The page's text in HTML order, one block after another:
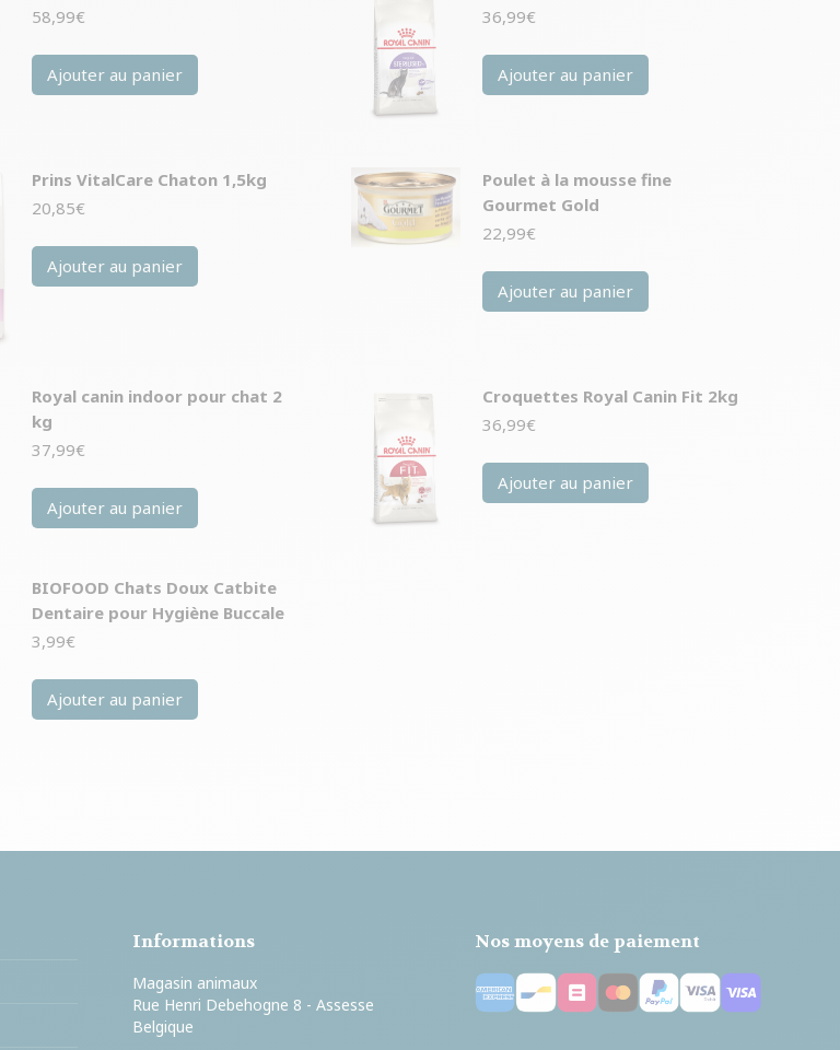
58,99€
Ajouter au panier
36,99€
Ajouter au panier
Prins VitalCare Chaton 1,5kg
20,85€
Ajouter au panier
Poulet à la mousse fine
Gourmet Gold
22,99€
Ajouter au panier
Royal canin indoor pour chat 2
kg
37,99€
Ajouter au panier
Croquettes Royal Canin Fit 2kg
36,99€
Ajouter au panier
BIOFOOD Chats Doux Catbite
Dentaire pour Hygiène Buccale
3,99€
Ajouter au panier
Informations
Magasin animaux
Rue Henri Debehogne 8 - Assesse
Belgique
Nos moyens de paiement